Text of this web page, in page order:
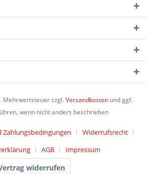
Mehrwertsteuer zzgl.Versandkosten und ggf.
wenn nicht anders beschrieben
Zahlungsbedingungen
Widerrufsrecht
AGB Impressum
widerrufen